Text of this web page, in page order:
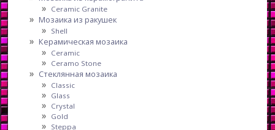
Ceramic Granite
Мозаика из ракушек
Shell
Керамическая мозаика
Ceramic
Ceramo Stone
Стеклянная мозаика
Classic
Glass
Crystal
Gold
Steppa